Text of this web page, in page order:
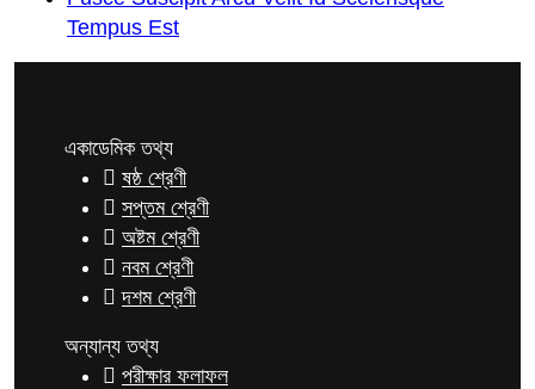
Tempus Est
একাডেমিক তথ্য
ষষ্ঠ শ্রেণী
সপ্তম শ্রেণী
অষ্টম শ্রেণী
নবম শ্রেণী
দশম শ্রেণী
অন্যান্য তথ্য
পরীক্ষার ফলাফল